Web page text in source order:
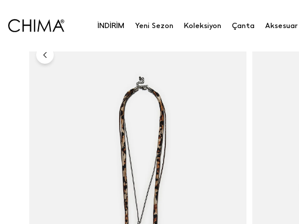
İNDİRİM Yeni Sezon Koleksiyon Çanta Aksesuar
Anasayfa